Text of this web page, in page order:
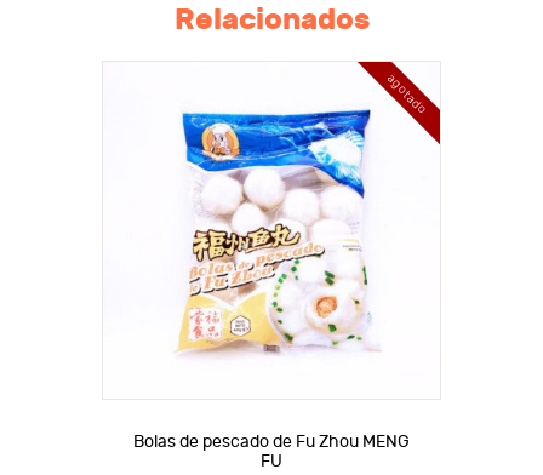
Relacionados
agotado
Bolas de pescado de Fu Zhou MENG
FU